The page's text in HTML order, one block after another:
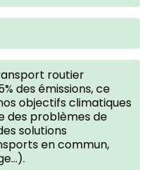
routier
des émissions, ce
objectifs climatiques
des problèmes de
solutions
en commun,